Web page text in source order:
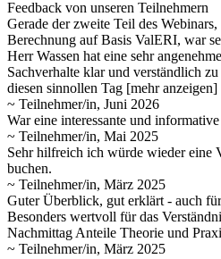
Feedback von unseren Teilnehmern
Gerade der zweite Teil des
Berechnung auf Basis ValERI, war
Herr Wassen hat eine sehr
Sachverhalte klar und verständlich
diesen sinnollen Tag [mehr anzeigen]
~ Teilnehmer/in, Juni 2026
War eine interessante und
~ Teilnehmer/in, Mai 2025
Sehr hilfreich ich würde wieder eine
buchen.
~ Teilnehmer/in, März 2025
Guter Überblick, gut erklärt - auch
Besonders wertvoll für das
Nachmittag Anteile Theorie und
~ Teilnehmer/in, März 2025